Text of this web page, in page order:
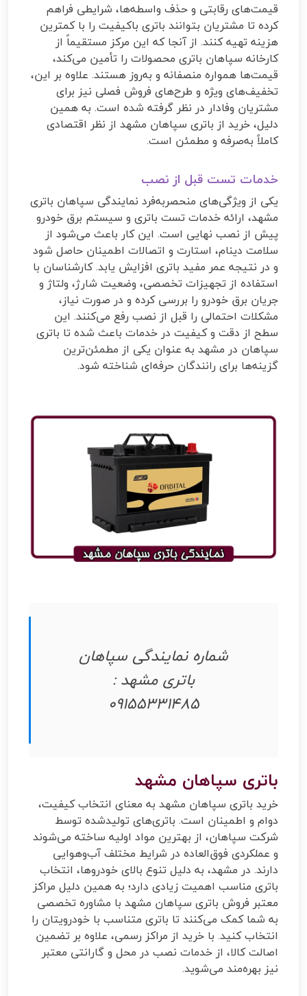
قیمت‌های رقابتی و حذف واسطه‌ها، شرایطی فراهم
کرده تا مشتریان بتوانند باتری باکیفیت را با کمترین
هزینه تهیه کنند. از آنجا که این مرکز مستقیماً از
کارخانه سپاهان باتری محصولات را تأمین می‌کند،
قیمت‌ها همواره منصفانه و به‌روز هستند. علاوه بر این،
تخفیف‌های ویژه و طرح‌های فروش فصلی نیز برای
مشتریان وفادار در نظر گرفته شده است. به همین
دلیل، خرید از باتری سپاهان مشهد از نظر اقتصادی
کاملاً به‌صرفه و مطمئن است.
خدمات تست قبل از نصب
یکی از ویژگی‌های منحصربه‌فرد نمایندگی سپاهان باتری
مشهد، ارائه خدمات تست باتری و سیستم برق خودرو
پیش از نصب نهایی است. این کار باعث می‌شود از
سلامت دینام، استارت و اتصالات اطمینان حاصل شود
و در نتیجه عمر مفید باتری افزایش یابد. کارشناسان با
استفاده از تجهیزات تخصصی، وضعیت شارژ، ولتاژ و
جریان برق خودرو را بررسی کرده و در صورت نیاز،
مشکلات احتمالی را قبل از نصب رفع می‌کنند. این
سطح از دقت و کیفیت در خدمات باعث شده تا باتری
سپاهان در مشهد به عنوان یکی از مطمئن‌ترین
گزینه‌ها برای رانندگان حرفه‌ای شناخته شود.
شماره نمایندگی سپاهان
باتری مشهد :
09155331485
باتری سپاهان مشهد
خرید باتری سپاهان مشهد به معنای انتخاب کیفیت،
دوام و اطمینان است. باتری‌های تولیدشده توسط
شرکت سپاهان، از بهترین مواد اولیه ساخته می‌شوند
و عملکردی فوق‌العاده در شرایط مختلف آب‌و‌هوایی
دارند. در مشهد، به دلیل تنوع بالای خودروها، انتخاب
باتری مناسب اهمیت زیادی دارد؛ به همین دلیل مراکز
معتبر فروش باتری سپاهان مشهد با مشاوره تخصصی
به شما کمک می‌کنند تا باتری متناسب با خودرویتان را
انتخاب کنید. با خرید از مراکز رسمی، علاوه بر تضمین
اصالت کالا، از خدمات نصب در محل و گارانتی معتبر
نیز بهره‌مند می‌شوید.